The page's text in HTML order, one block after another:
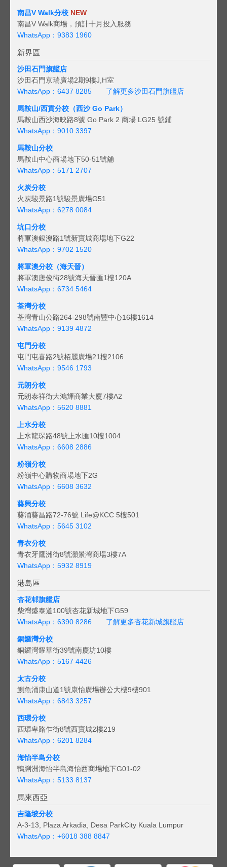
南昌V Walk分校 NEW
南昌V Walk商場，預計十月投入服務
WhatsApp：9383 1960
新界區
沙田石門旗艦店
沙田石門京瑞廣場2期9樓J,H室
WhatsApp：6437 8285
了解更多沙田石門旗艦店
馬鞍山/西貢分校（西沙 Go Park）
馬鞍山西沙海映路8號 Go Park 2 商場 LG25 號鋪
WhatsApp：9010 3397
馬鞍山分校
馬鞍山中心商場地下50-51號舖
WhatsApp：5171 2707
火炭分校
火炭駿景路1號駿景廣場G51
WhatsApp：6278 0084
坑口分校
將軍澳銀澳路1號新寶城商場地下G22
WhatsApp：9702 1520
將軍澳分校（海天晉）
將軍澳唐俊街28號海天晉匯1樓120A
WhatsApp：6734 5464
荃灣分校
荃灣青山公路264-298號南豐中心16樓1614
WhatsApp：9139 4872
屯門分校
屯門屯喜路2號栢麗廣場21樓2106
WhatsApp：9546 1793
元朗分校
元朗泰祥街大鴻輝商業大廈7樓A2
WhatsApp：5620 8881
上水分校
上水龍琛路48號上水匯10樓1004
WhatsApp：6608 2886
粉嶺分校
粉嶺中心購物商場地下2G
WhatsApp：6608 3632
葵興分校
葵涌葵昌路72-76號 Life@KCC 5樓501
WhatsApp：5645 3102
青衣分校
青衣牙鷹洲街8號灝景灣商場3樓7A
WhatsApp：5932 8919
港島區
杏花邨旗艦店
柴灣盛泰道100號杏花新城地下G59
WhatsApp：6390 8286
了解更多杏花新城旗艦店
銅鑼灣分校
銅鑼灣耀華街39號南慶坊10樓
WhatsApp：5167 4426
太古分校
鰂魚涌康山道1號康怡廣場辦公大樓9樓901
WhatsApp：6843 3257
西環分校
西環卑路乍街8號西寶城2樓219
WhatsApp：6201 8284
海怡半島分校
鴨脷洲海怡半島海怡西商場地下G01-02
WhatsApp：5133 8137
馬來西亞
吉隆坡分校
A-3-13, Plaza Arkadia, Desa ParkCity Kuala Lumpur
WhatsApp： +6018 388 8847